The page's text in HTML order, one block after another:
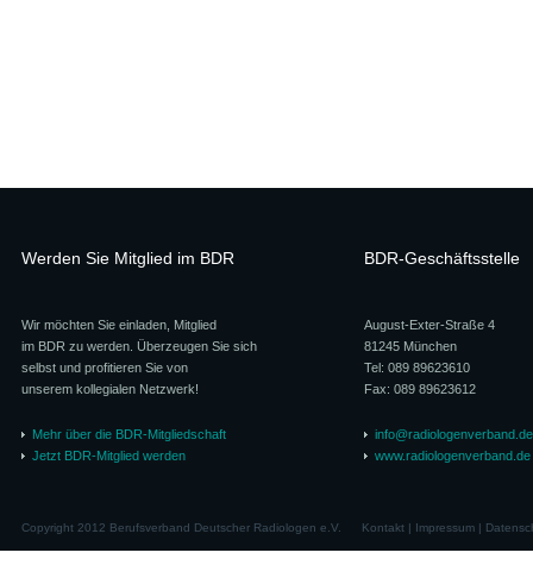
Werden Sie Mitglied im BDR
Wir möchten Sie einladen, Mitglied
im BDR zu werden. Überzeugen Sie sich
selbst und profitieren Sie von
unserem kollegialen Netzwerk!
Mehr über die BDR-Mitgliedschaft
Jetzt BDR-Mitglied werden
BDR-Geschäftsstelle
August-Exter-Straße 4
81245 München
Tel: 089 89623610
Fax: 089 89623612
info@radiologenverband.de
www.radiologenverband.de
Copyright 2012 Berufsverband Deutscher Radiologen e.V. Kontakt| Impressum|